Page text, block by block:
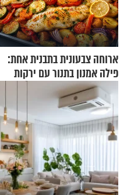
ארוחה צבעונית בתבנית אחת:
פילה אמנון בתנור עם ירקות